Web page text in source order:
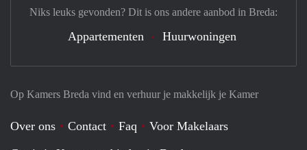
Op Kamers Breda vind en verhuur je makkelijk je Kamer
Over ons Contact Faq
Voor Makelaars
Niks leuks gevonden? Dit is ons andere aanbod in Breda:
Appartementen Huurwoningen